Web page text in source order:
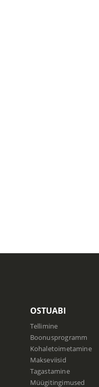
OSTUABI
Tellimine
Boonusprogramm
Kohaletoimetamine
Makseviisid
Tagastamine
Müügitingimused